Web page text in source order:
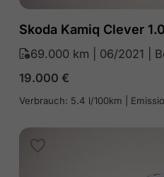
Skoda Kamiq Clever
69.000 km | 06/2021 |
19.000 €
Verbrauch: 5.4 l/100km |